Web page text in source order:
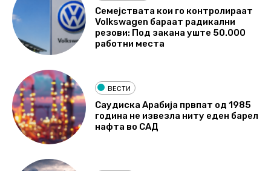
Семејствата кои го контролираат
Volkswagen бараат радикални
резови: Под закана уште 50.000
работни места
ВЕСТИ
Саудиска Арабија првпат од 1985
година не извезла ниту еден барел
нафта во САД